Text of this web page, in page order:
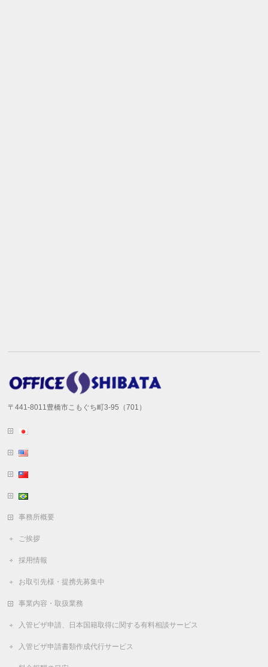
〒441-8011豊橋市こもぐち町3-95（701）
事務所概要
ご挨拶
採用情報
お取引先様・提携先募集中
事業内容・取扱業務
入管ビザ申請、日本国籍取得に関する有料相談サービス
入管ビザ申請書類作成代行サービス